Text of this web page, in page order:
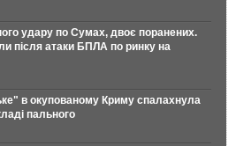
удару по Сумах, двоє поранених.
після атаки БПЛА по ринку на
в окупованому Криму спалахнула
пального